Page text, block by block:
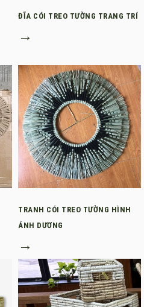
ĐĨA CÓI TREO TƯỜNG TRANG TRÍ
→
TRANH CÓI TREO TƯỜNG HÌNH
ÁNH DƯƠNG
→